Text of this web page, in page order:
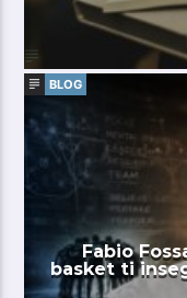
BLOG
Fabio
basket ti